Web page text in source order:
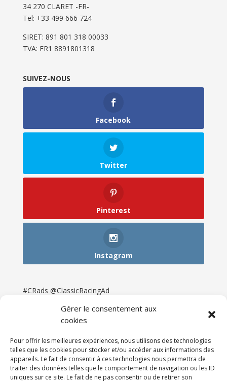
Gérer le consentement aux
cookies
Pour offrir les meilleures expériences, nous utilisons des technologies
telles que les cookies pour stocker et/ou accéder aux informations des
appareils. Le fait de consentir à ces technologies nous permettra de
traiter des données telles que le comportement de navigation ou les ID
uniques sur ce site. Le fait de ne pas consentir ou de retirer son
34 270 CLARET -FR-
Tel: ‭+33 499 666 724‬
SIRET: 891 801 318 00033
TVA: FR1 8891801318
SUIVEZ-NOUS
Facebook
Twitter
Pinterest
Instagram
#CRads @ClassicRacingAd